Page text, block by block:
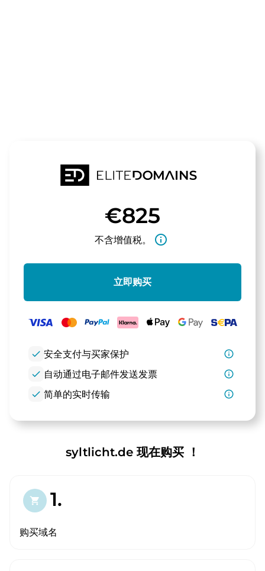
€825
不含增值税。 info_outline
立即购买
check 安全支付与买家保护
info_outline
check 自动通过电子邮件发送发票
info_outline
check 简单的实时传输 info_outline
syltlicht.de 现在购买 ！
shopping_cart 1.
购买域名